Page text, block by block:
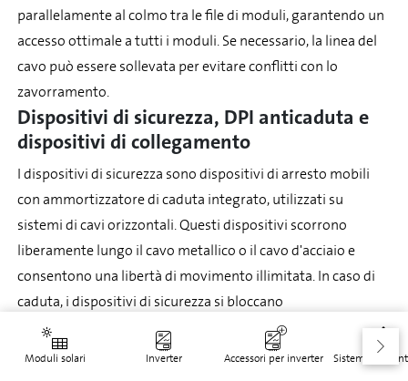
Moduli solari Inverter Accessori per inverter Sistemi di
parallelamente al colmo tra le file di moduli, garantendo un
accesso ottimale a tutti i moduli. Se necessario, la linea del
cavo può essere sollevata per evitare conflitti con lo
zavorramento.
Dispositivi di sicurezza, DPI anticaduta e
dispositivi di collegamento
I dispositivi di sicurezza sono dispositivi di arresto mobili
con ammortizzatore di caduta integrato, utilizzati su
sistemi di cavi orizzontali. Questi dispositivi scorrono
liberamente lungo il cavo metallico o il cavo d'acciaio e
consentono una libertà di movimento illimitata. In caso di
caduta, i dispositivi di sicurezza si bloccano
automaticamente e attivano l'ammortizzatore di caduta,
che riduce le forze di arresto. Per le applicazioni orizzontali